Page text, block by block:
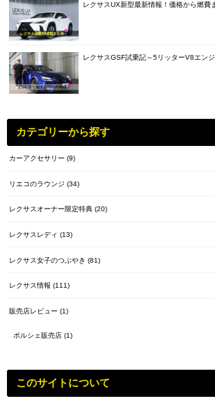
レクサスUX新型最新情報！価格から燃費
レクサスGSF試乗記～5リッターV8エン
カテゴリーから探す
カーアクセサリー(9)
リエコのラウンジ(34)
レクサスオーナー限定特典(20)
レクサスレディ(13)
レクサス女子のつぶやき(81)
レクサス情報(111)
販売店レビュー(1)
ポルシェ販売店 (1)
このサイトについて